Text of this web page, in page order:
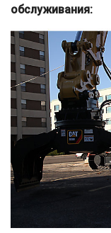
обслуживания: